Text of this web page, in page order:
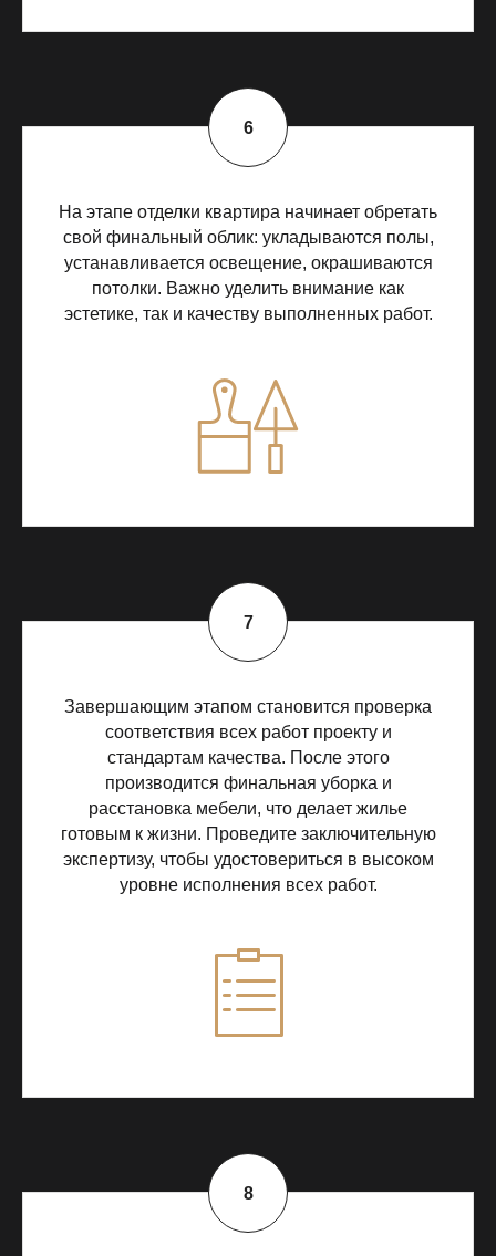
На этапе отделки квартира начинает обретать
свой финальный облик: укладываются полы,
устанавливается освещение, окрашиваются
потолки. Важно уделить внимание как
эстетике, так и качеству выполненных работ.
Завершающим этапом становится проверка
соответствия всех работ проекту и
стандартам качества. После этого
производится финальная уборка и
расстановка мебели, что делает жилье
готовым к жизни. Проведите заключительную
экспертизу, чтобы удостовериться в высоком
уровне исполнения всех работ.